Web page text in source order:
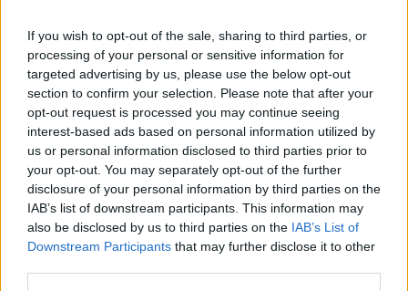
If you wish to opt-out of the sale, sharing to third parties, or
processing of your personal or sensitive information for
targeted advertising by us, please use the below opt-out
section to confirm your selection. Please note that after your
opt-out request is processed you may continue seeing
interest-based ads based on personal information utilized by
us or personal information disclosed to third parties prior to
your opt-out. You may separately opt-out of the further
disclosure of your personal information by third parties on the
IAB’s list of downstream participants. This information may
also be disclosed by us to third parties on the IAB’s List of
Downstream Participants that may further disclose it to other
sitter längre ned under golvet i bagageutrymmet. Det gör
att man har full lastkapacitet, trots att det är en hybrid.
Tidigare har batterierna i Lexus hybridmodeller tagit lite
utrymme.
När kommer den till Sverige?
– Mitten av juni och den kommer att kosta från 342 000
kronor.
Läs hela provkörningen av Lexus IS 300h i Vi Bilägare
nummer 10/2013. Tidningen utkommer i butik den 2 juli,
men prenumeranter får den en vecka tidigare.